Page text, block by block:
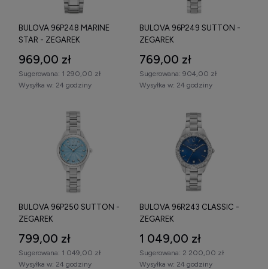
BULOVA 96P248 MARINE
STAR - ZEGAREK
969,00 zł
Wysyłka w: 24 godziny
Sugerowana: 1 290,00 zł
BULOVA 96P249 SUTTON -
ZEGAREK
769,00 zł
Wysyłka w: 24 godziny
Sugerowana: 904,00 zł
BULOVA 96P250 SUTTON -
ZEGAREK
799,00 zł
Wysyłka w: 24 godziny
Sugerowana: 1 049,00 zł
BULOVA 96R243 CLASSIC -
ZEGAREK
1 049,00 zł
Wysyłka w: 24 godziny
Sugerowana: 2 200,00 zł